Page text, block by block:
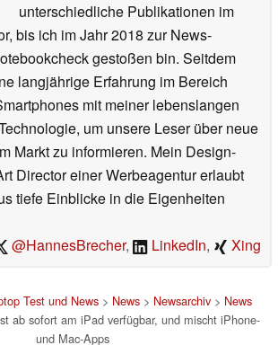
unterschiedliche Publikationen im
bis ich im Jahr 2018 zur News-
gestoßen bin. Seitdem
langjährige Erfahrung im Bereich
mit meiner lebenslangen
um unsere Leser über neue
Markt zu informieren. Mein Design-
Director einer Werbeagentur erlaubt
tiefe Einblicke in die Eigenheiten
@HannesBrecher, LinkedIn, Xing
Test und News> News> Newsarchiv> News
ab sofort am iPad verfügbar, und mischt iPhone-
und Mac-Apps